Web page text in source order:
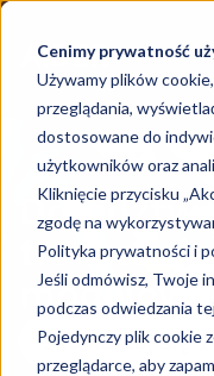
Cenimy prywatność
Używamy plików
przeglądania,
dostosowane do
użytkowników oraz
Kliknięcie przycisku
zgodę na
Polityka prywatności i
Jeśli odmówisz, Twoje
podczas odwiedzania
Pojedynczy plik cookie
przeglądarce, aby
Skontaktuj się